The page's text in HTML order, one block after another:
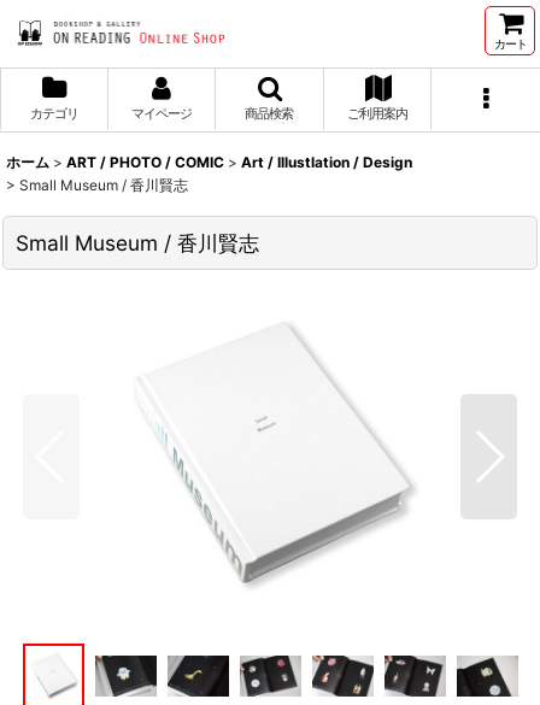
カート
カテゴリ マイページ 商品検索 ご利用案内
ホーム > ART / PHOTO / COMIC > Art / Illustlation / Design
> Small Museum / 香川賢志
Small Museum / 香川賢志